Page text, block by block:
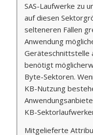
SAS-Laufwerke zu
auf diesen
selteneren Fällen
Anwendung
Geräteschnittstelle
benötigt
Byte-Sektoren.
KB-Nutzung
KB-
Mitgelieferte